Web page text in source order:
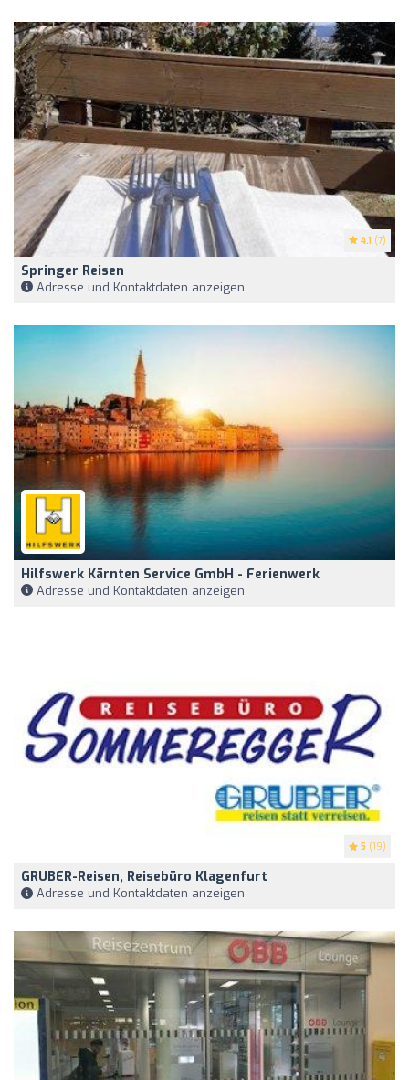
4.1 (7)
Springer Reisen
Adresse und Kontaktdaten anzeigen
Hilfswerk Kärnten Service GmbH - Ferienwerk
Adresse und Kontaktdaten anzeigen
5 (19)
GRUBER-Reisen, Reisebüro Klagenfurt
Adresse und Kontaktdaten anzeigen